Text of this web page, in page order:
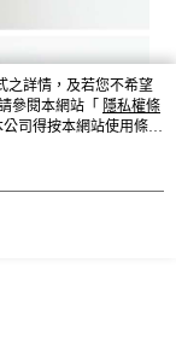
之詳情，及若您不希望
參閱本網站「 隱私權條
司得按本網站使用條款